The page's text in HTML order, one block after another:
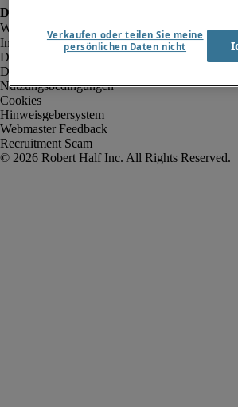
Impressum
Datenschutz
Datenschutz Arbeitnehmer/Zeitarbeitskräfte
Nutzungsbedingungen
Cookies
Hinweisgebersystem
Webmaster Feedback
Recruitment Scam
Verkaufen oder teilen Sie meine
persönlichen Daten nicht